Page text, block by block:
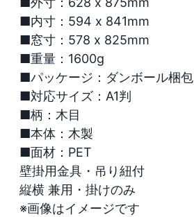
■内寸：594 x 841mm
■窓寸：578 x 825mm
■重量：1600g
■パッケージ：ダンボール梱包
■対応サイズ：A1判
■柄：木目
■本体：木製
■面材：PET
壁掛用金具・吊り紐付
縦横 兼用・掛けのみ
※画像はイメージです